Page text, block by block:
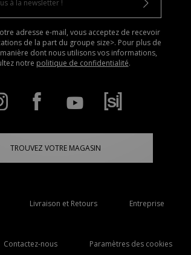
adresse e-mail, vous acceptez de recevoir
de la part du groupe size>. Pour plus de
dont nous utilisons vos informations,
notre politique de confidentialité.
TROUVEZ VOTRE MAGASIN
Livraison et Retours Entreprise
Contactez-nous Paramètres des cookies